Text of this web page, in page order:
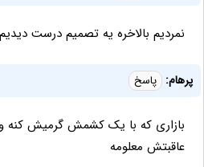
نمردیم بالاخره یه تصمیم درست دیدیم
پرهام: پاسخ
بازاری که با یک کشمش گرمیش کنه
عاقبتش معلومه